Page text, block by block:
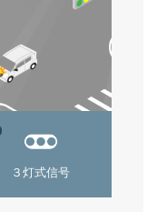
３灯式信号